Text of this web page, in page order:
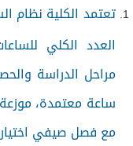
تعتمد الكلية نظام
العدد الكلي
ساعة معتمدة،
مع فصل صيفي اختياري